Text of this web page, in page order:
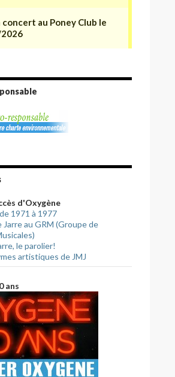
d'Oxygène
1971 à 1977
au GRM (Groupe de
le parolier!
artistiques de JMJ
ans